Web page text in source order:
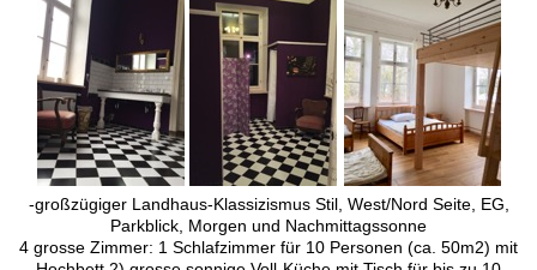
-großzügiger Landhaus-Klassizismus Stil, West/Nord Seite, EG,
Parkblick, Morgen und Nachmittagssonne
4 grosse Zimmer: 1 Schlafzimmer für 10 Personen (ca. 50m2) mit